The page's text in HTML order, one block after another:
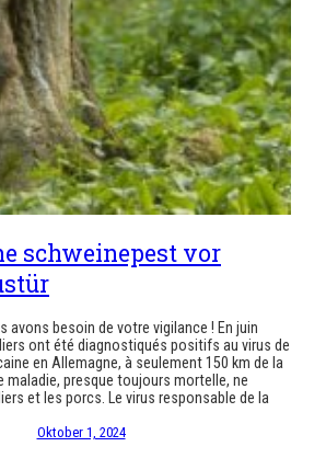
schweinepest vor
avons besoin de votre vigilance ! En juin
ont été diagnostiqués positifs au virus de
en Allemagne, à seulement 150 km de la
maladie, presque toujours mortelle, ne
et les porcs. Le virus responsable de la
Oktober 1, 2024